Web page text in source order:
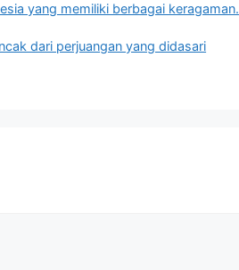
yang memiliki berbagai keragaman.
dari perjuangan yang didasari